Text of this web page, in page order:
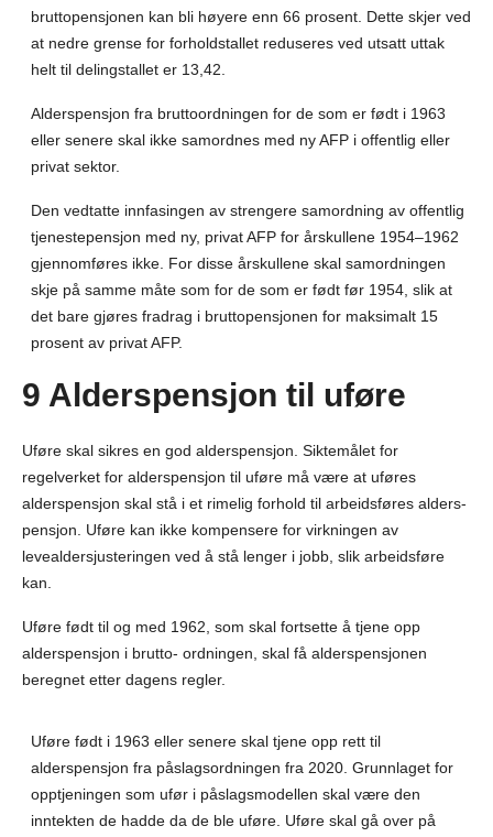
bruttopensjonen kan bli høyere enn 66 prosent. Dette skjer ved
at nedre grense for forholdstallet reduseres ved utsatt uttak
helt til delingstallet er 13,42.
Alderspensjon fra bruttoordningen for de som er født i 1963
eller senere skal ikke samordnes med ny AFP i offentlig eller
privat sektor.
Den vedtatte innfasingen av strengere samordning av offentlig
tjenestepensjon med ny, privat AFP for årskullene 1954–1962
gjennomføres ikke. For disse årskullene skal samordningen
skje på samme måte som for de som er født før 1954, slik at
det bare gjøres fradrag i bruttopensjonen for maksimalt 15
prosent av privat AFP.
9 Alderspensjon til uføre
Uføre skal sikres en god alderspensjon. Siktemålet for
regelverket for alderspensjon til uføre må være at uføres
alderspensjon skal stå i et rimelig forhold til arbeidsføres alders-
pensjon. Uføre kan ikke kompensere for virkningen av
levealdersjusteringen ved å stå lenger i jobb, slik arbeidsføre
kan.
Uføre født til og med 1962, som skal fortsette å tjene opp
alderspensjon i brutto- ordningen, skal få alderspensjonen
beregnet etter dagens regler.
Uføre født i 1963 eller senere skal tjene opp rett til
alderspensjon fra påslagsordningen fra 2020. Grunnlaget for
opptjeningen som ufør i påslagsmodellen skal være den
inntekten de hadde da de ble uføre. Uføre skal gå over på